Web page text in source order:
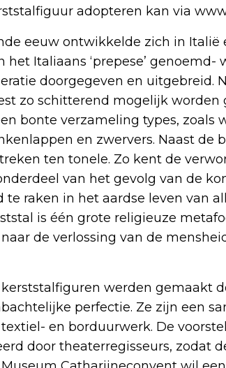
adopteren kan via
eeuw ontwikkelde zich in
het Italiaans ‘prepese’
doorgegeven en uitgebreid.
zo schitterend mogelijk worden
bonte verzameling types, zoals
en zwervers. Naast de
ten tonele. Zo kent de
van het gevolg van de
te raken in het aardse leven van
is één grote religieuze
de verlossing van de
werden gemaakt
perfectie. Ze zijn een
en borduurwerk. De
door theaterregisseurs, zodat